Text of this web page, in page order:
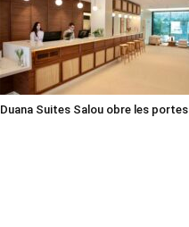
Duana Suites Salou obre les portes